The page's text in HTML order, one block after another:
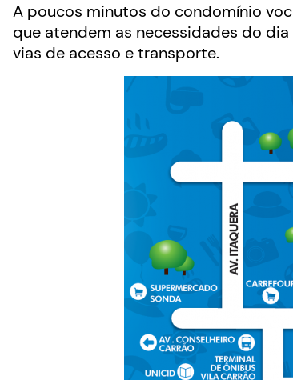
A poucos minutos do condomínio
que atendem as necessidades do
vias de acesso e transporte.